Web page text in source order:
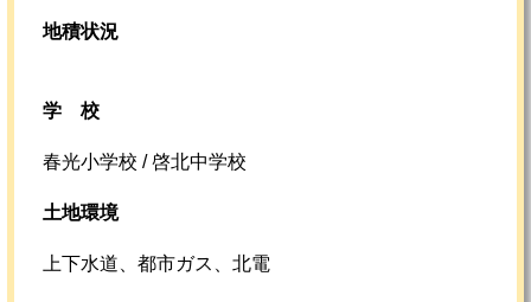
地積状況
学校
春光小学校 / 啓北中学校
土地環境
上下水道、都市ガス、北電